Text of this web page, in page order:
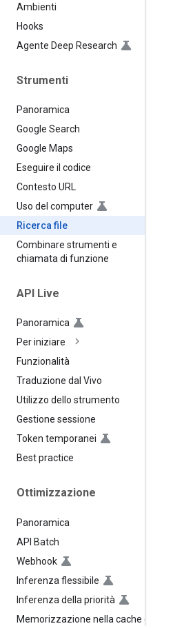
Ambienti
Hooks
Agente Deep Research
Strumenti
Panoramica
Google Search
Google Maps
Eseguire il codice
Contesto URL
Uso del computer
Ricerca file
Combinare strumenti e
chiamata di funzione
API Live
Panoramica
Per iniziare
Funzionalità
Traduzione dal Vivo
Utilizzo dello strumento
Gestione sessione
Token temporanei
Best practice
Ottimizzazione
Panoramica
API Batch
Webhook
Inferenza flessibile
Inferenza della priorità
Memorizzazione nella cache del